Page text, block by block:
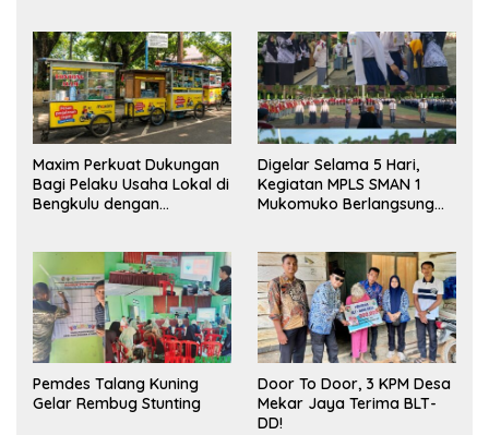
Maxim Perkuat Dukungan
Bagi Pelaku Usaha Lokal di
Bengkulu dengan
Pasar
Digelar Selama 5 Hari,
Kegiatan MPLS SMAN 1
Mukomuko Berlangsung
Pemdes Talang Kuning
Gelar Rembug Stunting
Door To Door, 3 KPM Desa
Mekar Jaya Terima BLT-
DD!